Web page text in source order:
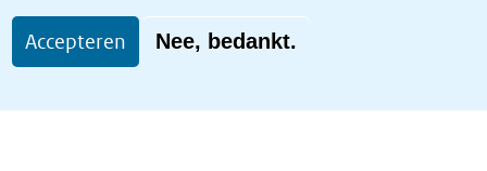
Accepteren Nee, bedankt.